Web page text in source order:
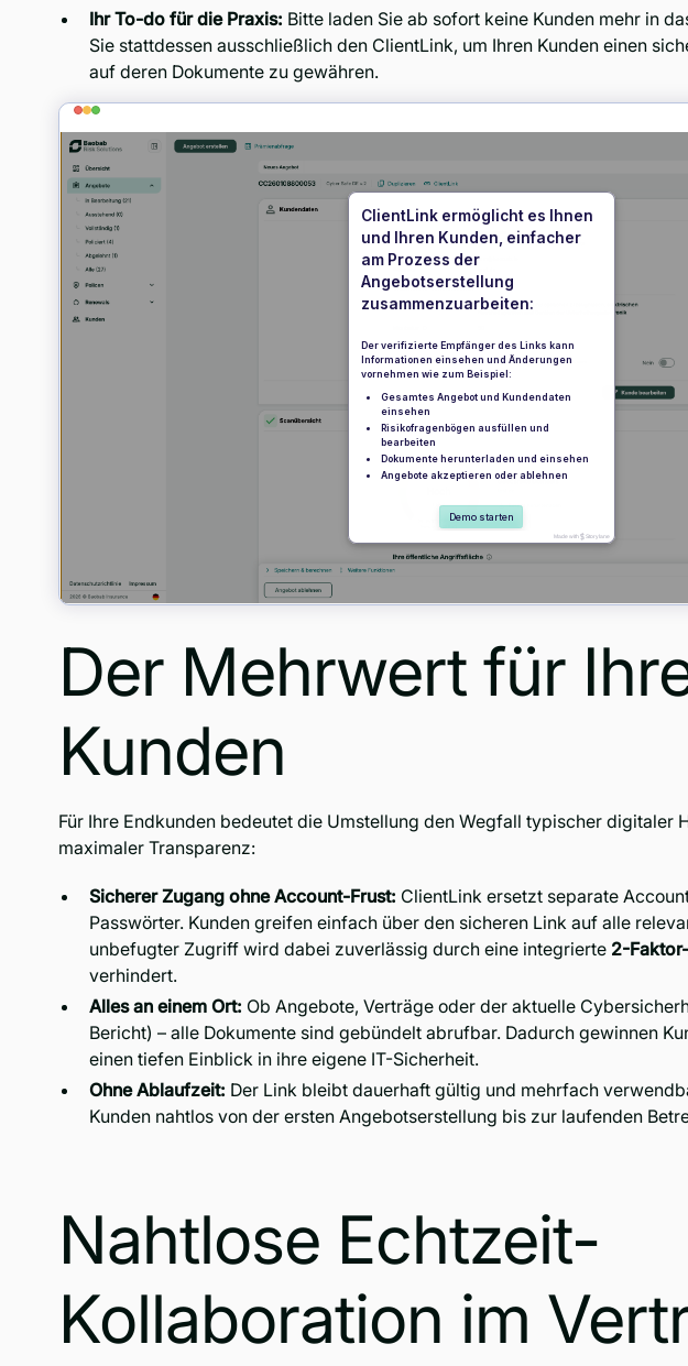
Ihr To-do für die Praxis: Bitte laden Sie ab sofort keine Kunden mehr in
Sie stattdessen ausschließlich den ClientLink, um Ihren Kunden einen
auf deren Dokumente zu gewähren.
Der Mehrwert für
Kunden
Für Ihre Endkunden bedeutet die Umstellung den Wegfall typischer digitaler
maximaler Transparenz:
Sicherer Zugang ohne Account-Frust: ClientLink ersetzt separate
Passwörter. Kunden greifen einfach über den sicheren Link auf alle
unbefugter Zugriff wird dabei zuverlässig durch eine integrierte 2-
verhindert.
Alles an einem Ort: Ob Angebote, Verträge oder der aktuelle
Bericht) – alle Dokumente sind gebündelt abrufbar. Dadurch gewinnen
einen tiefen Einblick in ihre eigene IT-Sicherheit.
Ohne Ablaufzeit: Der Link bleibt dauerhaft gültig und mehrfach
Kunden nahtlos von der ersten Angebotserstellung bis zur laufenden
Nahtlose Echtzeit-
Kollaboration im